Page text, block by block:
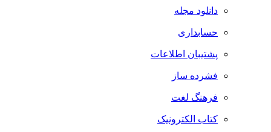
دانلود مجله
حسابداری
پشتیبان اطلاعات
فشرده ساز
فرهنگ لغت
کتاب الکترونیک